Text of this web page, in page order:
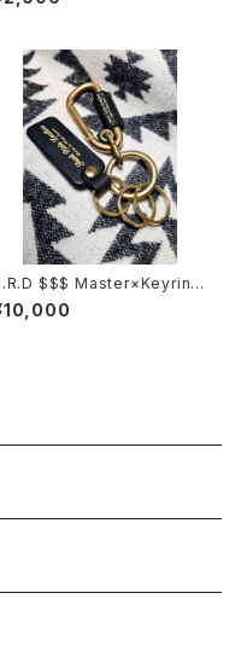
$$$ Master×Keyring
$$$